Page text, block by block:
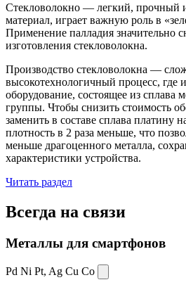
Стекловолокно — легкий, прочный
материал, играет важную роль в
Применение палладия значительно
изготовления стекловолокна.
Производство стекловолокна —
высокотехнологичный процесс, где
оборудование, состоящее из сплава
группы. Чтобы снизить стоимость
заменить в составе сплава платину
плотность в 2 раза меньше, что
меньше драгоценного металла,
характеристики устройства.
Читать раздел
Всегда на связи
Металлы для смартфонов
Pd Ni Pt, Ag Cu Co